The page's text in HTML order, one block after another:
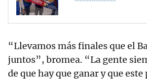
“Llevamos más finales que el
juntos”, bromea. “La gente
de que hay que ganar y que